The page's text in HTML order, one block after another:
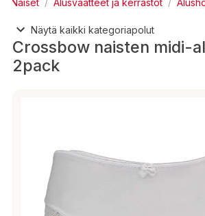
Näytä kaikki kategoriapolut
Crossbow naisten midi-
2pack